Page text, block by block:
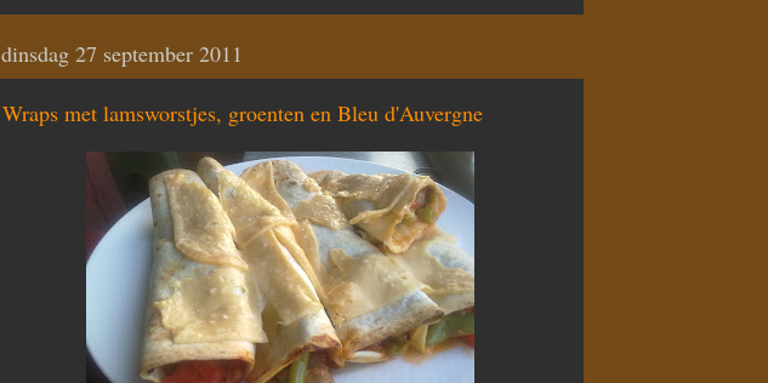
dinsdag 27 september 2011
Wraps met lamsworstjes, groenten en Bleu d'Auvergne